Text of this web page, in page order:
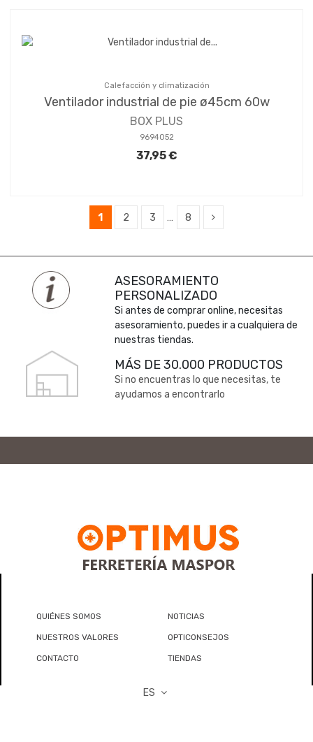
Calefacción y climatización
Ventilador industrial de pie ø45cm 60w
BOX PLUS
9694052
37,95 €
1 2 3 … 8
ASESORAMIENTO
PERSONALIZADO
Si antes de comprar online, necesitas
asesoramiento, puedes ir a cualquiera de
nuestras tiendas.
MÁS DE 30.000 PRODUCTOS
Si no encuentras lo que necesitas, te
ayudamos a encontrarlo
QUIÉNES SOMOS NOTICIAS
NUESTROS VALORES OPTICONSEJOS
CONTACTO TIENDAS
ES